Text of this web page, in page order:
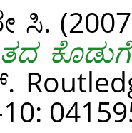
ಸಿ.